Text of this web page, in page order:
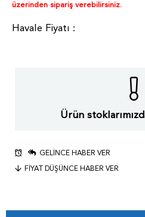
üzerinden sipariş verebilirsiniz.
Ürün
GELINCE HABER VER
FIYAT DÜŞÜNCE HABER VER